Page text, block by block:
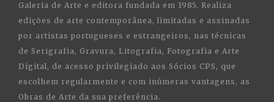
Galeria de Arte e editora fundada em 1985. Realiza
edições de arte contemporânea, limitadas e assinadas
por artistas portugueses e estrangeiros, nas técnicas
de Serigrafia, Gravura, Litografia, Fotografia e Arte
Digital, de acesso privilegiado aos Sócios CPS, que
escolhem regularmente e com inúmeras vantagens, as
Obras de Arte da sua preferência.